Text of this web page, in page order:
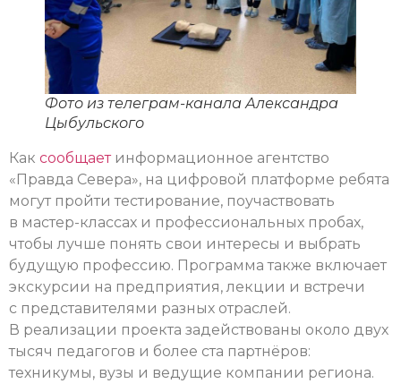
Фото из телеграм-канала Александра
Цыбульского
Как сообщаетинформационное агентство
«Правда Севера», на цифровой платформе ребята
могут пройти тестирование, поучаствовать
в мастер-классах и профессиональных пробах,
чтобы лучше понять свои интересы и выбрать
будущую профессию. Программа также включает
экскурсии на предприятия, лекции и встречи
с представителями разных отраслей.
В реализации проекта задействованы около двух
тысяч педагогов и более ста партнёров:
техникумы, вузы и ведущие компании региона.